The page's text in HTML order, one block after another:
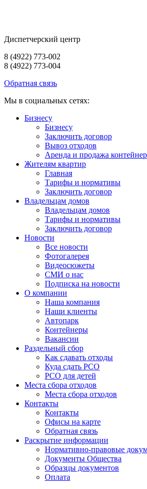
Диспетчерский центр
8 (4922) 773-002
8 (4922) 773-004
Обратная связь
Мы в социальных сетях:
Бизнесу
Бизнесу
Заключить договор
Вывоз отходов
Аренда и продажа
Жителям квартир
Главная
Тарифы и нормативы
Заключить договор
Владельцам домов
Владельцам домов
Тарифы и нормативы
Заключить договор
Новости
Все новости
Фотогалерея
Видеосюжеты
СМИ о нас
Подписка на новости
О компании
Наша компания
Наши клиенты
Автопарк
Контейнеры
Вакансии
Раздельный сбор
Как сдавать отходы
Куда сдать РСО
РСО для детей
Места сбора отходов
Места сбора отходов
Контакты
Контакты
Офисы на карте
Обратная связь
Раскрытие информации
Нормативно-правовые
Документы Общества
Образцы документов
Оплата